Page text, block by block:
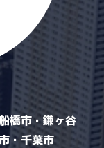
橋市・鎌ヶ谷
・千葉市